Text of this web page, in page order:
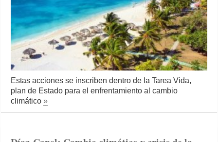
Estas acciones se inscriben dentro de la Tarea Vida,
plan de Estado para el enfrentamiento al cambio
climático»